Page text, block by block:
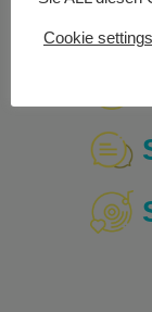
Cookie settings